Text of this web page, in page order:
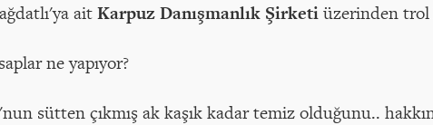
aitKarpuz Danışmanlık Şirketiüzerinden trol
ne yapıyor?
sütten çıkmış ak kaşık kadar temiz olduğunu..